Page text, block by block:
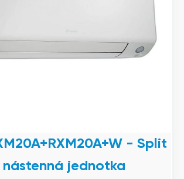
- Split
nástenná jednotka